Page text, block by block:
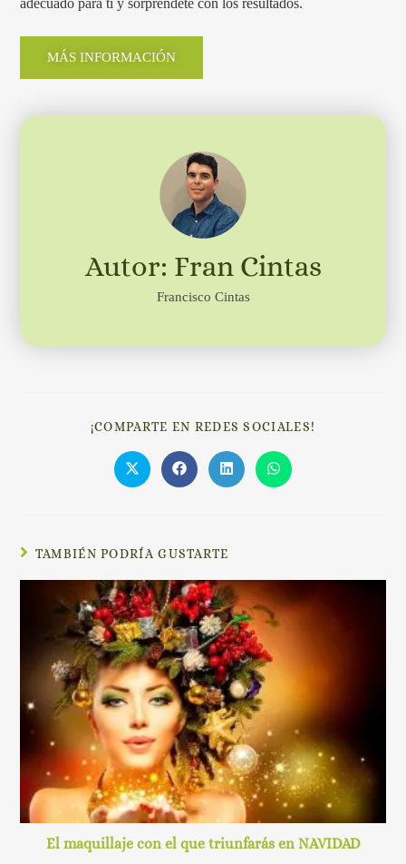
adecuado para ti y sorpréndete con los resultados.
MÁS INFORMACIÓN
Autor: Fran Cintas
Francisco Cintas
¡COMPARTE EN REDES SOCIALES!
TAMBIÉN PODRÍA GUSTARTE
El maquillaje con el que triunfarás en NAVIDAD